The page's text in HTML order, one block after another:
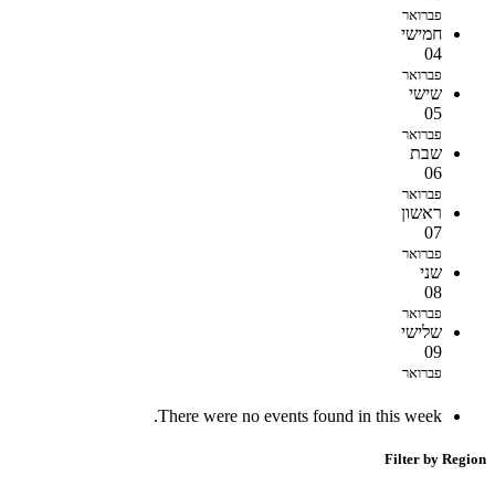
פברואר
חמישי
04
פברואר
שישי
05
פברואר
שבת
06
פברואר
ראשון
07
פברואר
שני
08
פברואר
שלישי
09
פברואר
There were no events found in this week.
Filter by Region